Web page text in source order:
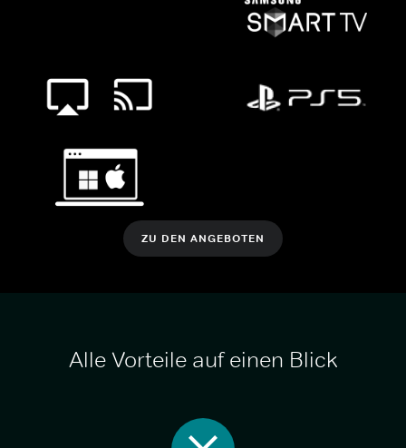
ZU DEN ANGEBOTEN
Alle Vorteile auf einen Blick